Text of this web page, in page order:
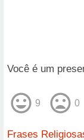
Você é um
9 0
Frases